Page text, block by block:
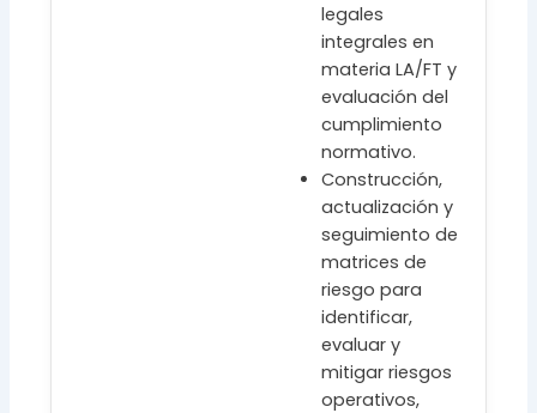
legales
integrales en
materia LA/FT y
evaluación del
cumplimiento
normativo.
Construcción,
actualización y
seguimiento de
matrices de
riesgo para
identificar,
evaluar y
mitigar riesgos
operativos,